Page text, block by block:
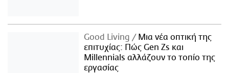
Good Living
Μια νέα οπτική της
επιτυχίας: Πώς Gen Zs και
Millennials αλλάζουν το τοπίο της
εργασίας